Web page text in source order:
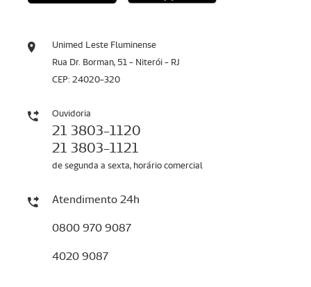
Unimed Leste Fluminense
Rua Dr. Borman, 51 - Niterói - RJ
CEP: 24020-320
Ouvidoria
21 3803-1120
21 3803-1121
de segunda a sexta, horário comercial
Atendimento 24h
0800 970 9087
4020 9087